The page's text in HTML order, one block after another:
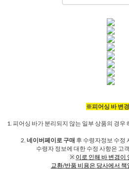
※피어싱 바 변
1. 피어싱 바가 분리되지 않는 일부 상품의 경우
2. 네이버페이로 구매 후 수령자정보 수정
수령자 정보에 대한 수정 사항은 고
※ 이로 인해 바 변경이
교환/반품 비용은 당사에서 책